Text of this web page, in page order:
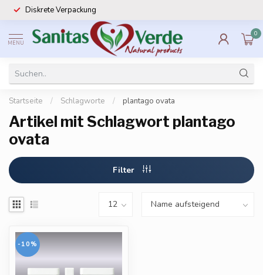
Diskrete Verpackung
MENU
0
Startseite / Schlagworte / plantago ovata
Artikel mit Schlagwort plantago
ovata
Filter
-10%